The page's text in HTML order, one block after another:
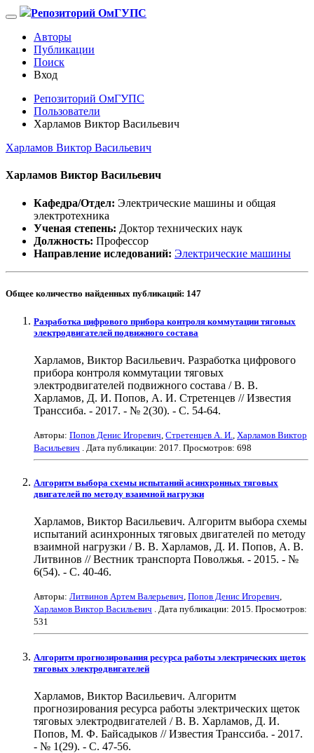
Репозиторий ОмГУПС
Авторы
Публикации
Поиск
Вход
Репозиторий ОмГУПС
Пользователи
Харламов Виктор Васильевич
Харламов Виктор Васильевич
Харламов Виктор Васильевич
Кафедра/Отдел: Электрические машины и общая
электротехника
Ученая степень: Доктор технических наук
Должность: Профессор
Направление иследований: Электрические машины
Общее количество найденных публикаций: 147
Разработка цифрового прибора контроля коммутации тяговых
электродвигателей подвижного состава
Харламов, Виктор Васильевич. Разработка цифрового
прибора контроля коммутации тяговых
электродвигателей подвижного состава / В. В.
Харламов, Д. И. Попов, А. И. Стретенцев // Известия
Транссиба. - 2017. - № 2(30). - С. 54-64.
Авторы: Попов Денис Игоревич, Стретенцев А. И., Харламов Виктор
Васильевич . Дата публикации: 2017. Просмотров: 698
Алгоритм выбора схемы испытаний асинхронных тяговых
двигателей по методу взаимной нагрузки
Харламов, Виктор Васильевич. Алгоритм выбора схемы
испытаний асинхронных тяговых двигателей по методу
взаимной нагрузки / В. В. Харламов, Д. И. Попов, А. В.
Литвинов // Вестник транспорта Поволжья. - 2015. - №
6(54). - С. 40-46.
Авторы: Литвинов Артем Валерьевич, Попов Денис Игоревич,
Харламов Виктор Васильевич . Дата публикации: 2015. Просмотров:
531
Алгоритм прогнозирования ресурса работы электрических щеток
тяговых электродвигателей
Харламов, Виктор Васильевич. Алгоритм
прогнозирования ресурса работы электрических щеток
тяговых электродвигателей / В. В. Харламов, Д. И.
Попов, М. Ф. Байсадыков // Известия Транссиба. - 2017.
- № 1(29). - С. 47-56.